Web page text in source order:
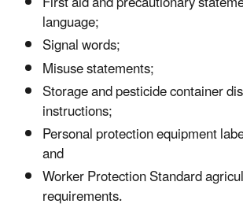
language;
Signal words;
Misuse statements;
Storage and pesticide container
instructions;
Personal protection equipment
and
Worker Protection Standard
requirements.